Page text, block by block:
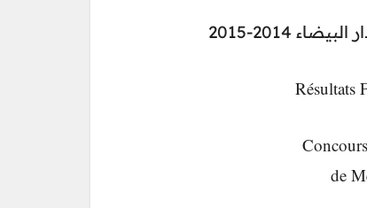
2014-201
5
Résultats
de